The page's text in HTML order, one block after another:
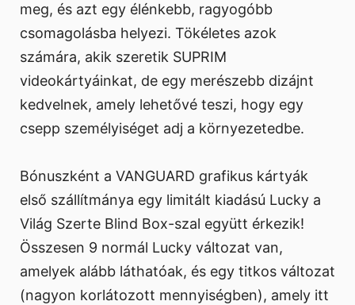
meg, és azt egy élénkebb, ragyogóbb
csomagolásba helyezi. Tökéletes azok
számára, akik szeretik SUPRIM
videokártyáinkat, de egy merészebb dizájnt
kedvelnek, amely lehetővé teszi, hogy egy
csepp személyiséget adj a környezetedbe.
Bónuszként a VANGUARD grafikus kártyák
első szállítmánya egy limitált kiadású Lucky a
Világ Szerte Blind Box-szal együtt érkezik!
Összesen 9 normál Lucky változat van,
amelyek alább láthatóak, és egy titkos változat
(nagyon korlátozott mennyiségben), amely itt